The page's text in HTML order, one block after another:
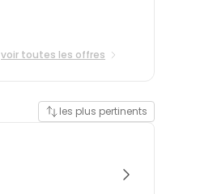
voir toutes les offres
les plus pertinents